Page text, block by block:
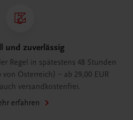
und zuverlässig
Regel in spätestens 48 Stunden
Österreich) – ab 29,00 EUR
versandkostenfrei.
erfahren